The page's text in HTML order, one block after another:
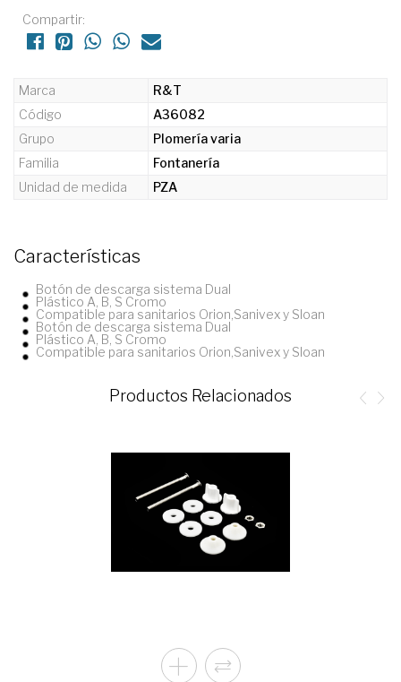
Compartir:
Marca
R&T
Código
A36082
Grupo
Plomería varia
Familia
Fontanería
Unidad de medida
PZA
Características
Botón de descarga sistema Dual
Plástico A, B, S Cromo
Compatible para sanitarios Orion,Sanivex y Sloan
Botón de descarga sistema Dual
Plástico A, B, S Cromo
Compatible para sanitarios Orion,Sanivex y Sloan
Productos Relacionados